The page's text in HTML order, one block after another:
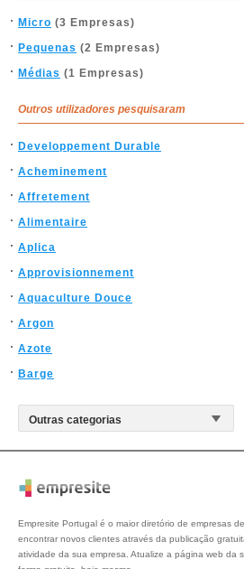
Micro (3 Empresas)
Pequenas (2 Empresas)
Médias (1 Empresas)
Outros utilizadores pesquisaram
Developpement Durable
Acheminement
Affretement
Alimentaire
Aplica
Approvisionnement
Aquaculture Douce
Argon
Azote
Barge
Empresite Portugal é o maior diretório de empresas
encontrar novos clientes através da publicação
atividade da sua empresa. Atualize a página web da